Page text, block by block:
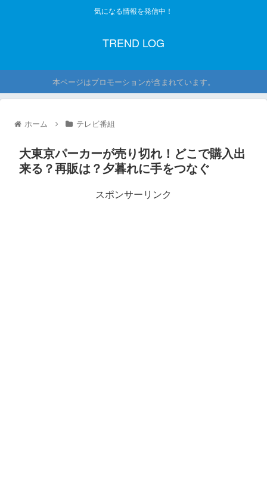
気になる情報を発信中！
TREND LOG
本ページはプロモーションが含まれています。
ホーム テレビ番組
大東京パーカーが売り切れ！どこで購入出
来る？再販は？夕暮れに手をつなぐ
スポンサーリンク